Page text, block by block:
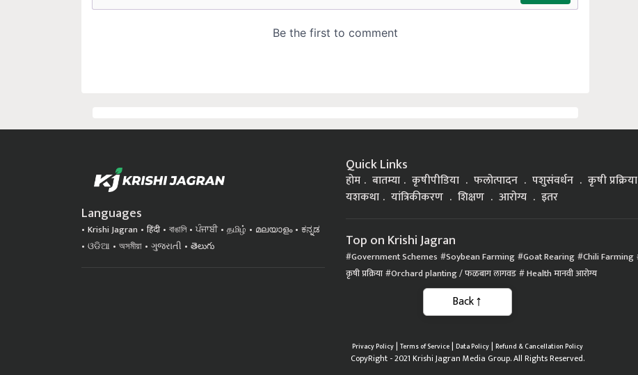
Languages
Krishi Jagran हिंदी বাঙালি ਪੰਜਾਬੀ தமிழ் മലയാളം
ಕನ್ನಡ
ଓଡିଆ
অসমীয়া ગુજરાતી తెలుగు
Quick Links
होम बातम्या कृषीपीडिया फलोत्पादन पशुसंवर्धन
कृषी प्रक्रिया
यशकथा
यांत्रिकीकरण शिक्षण आरोग्य इतर
Top on Krishi Jagran
Government Schemes Soybean Farming Goat Rearing
Chili Farming
कृषी प्रक्रिया
Orchard planting / फळबाग लागवड Health मानवी आरोग्य
| | |
CopyRight - 2021 Krishi Jagran Media Group. All Rights Reserved.